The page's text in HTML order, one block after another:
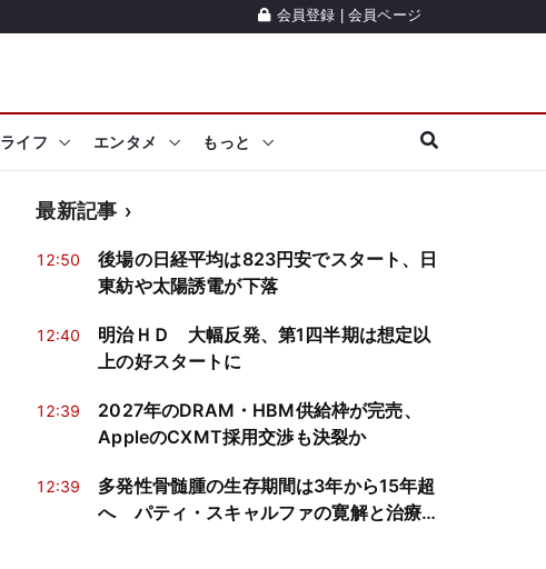
会員登録 会員ページ
ライフ エンタメ もっと
最新記事
12:50
後場の日経平均は823円安でスタート、日
東紡や太陽誘電が下落
12:40
明治ＨＤ 大幅反発、第1四半期は想定以
上の好スタートに
12:39
2027年のDRAM・HBM供給枠が完売、
AppleのCXMT採用交渉も決裂か
12:39
多発性骨髄腫の生存期間は3年から15年超
へ パティ・スキャルファの寛解と治療